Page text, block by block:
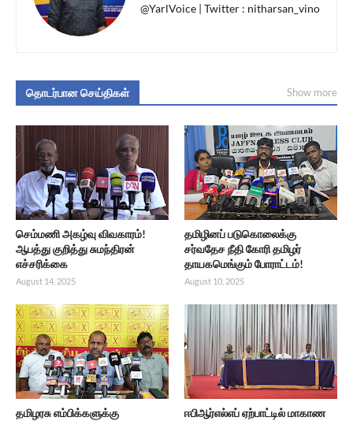
@YarlVoice | Twitter : nitharsan_vino
தொடர்பான செய்திகள் Show more
செம்மணி அகழ்வு விவகாரம்!
ஆபத்து குறித்து சுமந்திரன்
எச்சரிக்கை
August 14, 2025
தமிழினப் படுகொலைக்கு
சர்வதேச நீதி கோரி தமிழர்
தாயகமெங்கும் போராட்டம்!
August 10, 2025
தமிழரசு எம்பிக்களுக்கு
ஈபிஆர்எல்எப் ஏற்பாட்டில் மாகாண